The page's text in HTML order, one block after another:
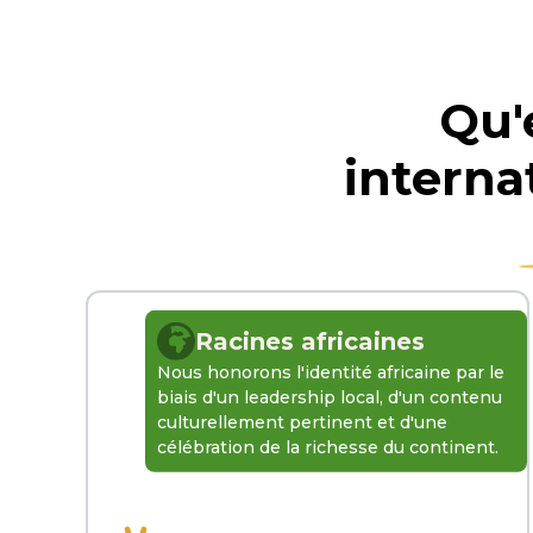
Racines africaines
Nous honorons l'identité africaine par le
biais d'un leadership local, d'un contenu
culturellement pertinent et d'une
célébration de la richesse du continent.